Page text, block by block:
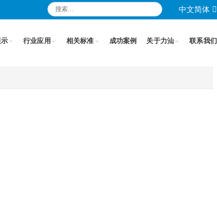
中文简体
行业应用 相关标准 成功案例 关于力汕 联系我们